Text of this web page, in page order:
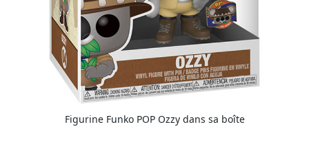
Figurine Funko POP Ozzy dans sa boîte